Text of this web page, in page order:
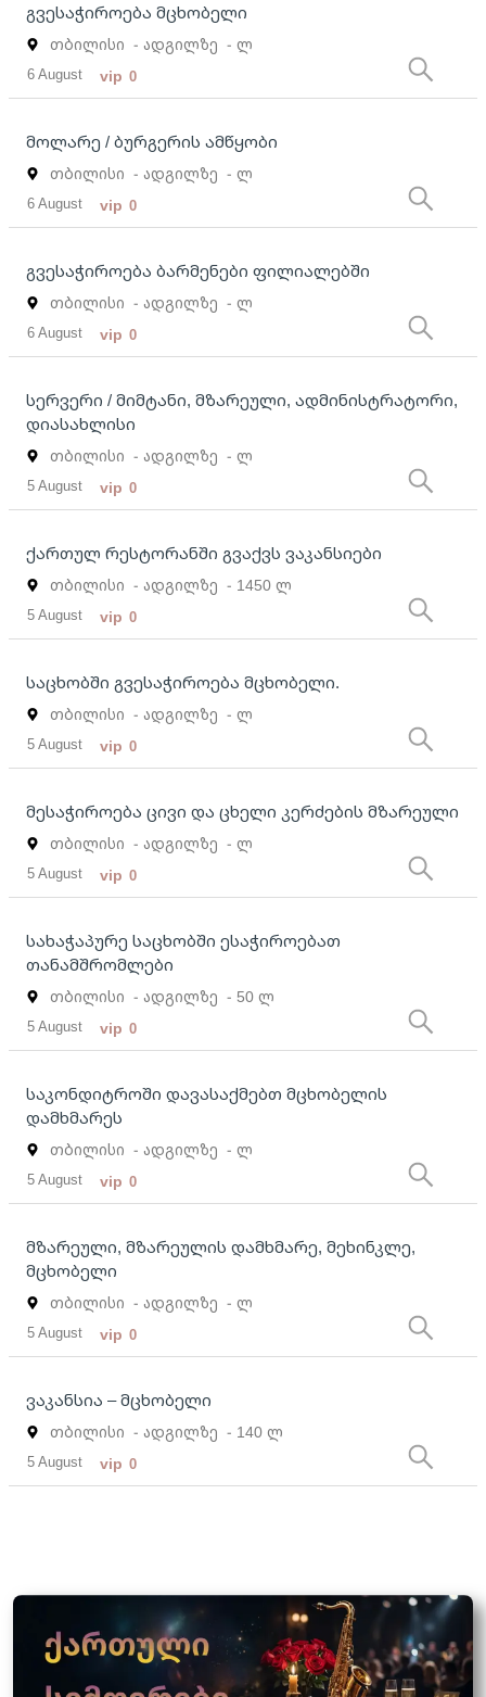
გვესაჭიროება მცხობელი
თბილისი - ადგილზე - ლ
6 August vip 0
მოლარე / ბურგერის ამწყობი
თბილისი - ადგილზე - ლ
6 August vip 0
გვესაჭიროება ბარმენები ფილიალებში
თბილისი - ადგილზე - ლ
6 August vip 0
სერვერი / მიმტანი, მზარეული, ადმინისტრატორი,
დიასახლისი
თბილისი - ადგილზე - ლ
5 August vip 0
ქართულ რესტორანში გვაქვს ვაკანსიები
თბილისი - ადგილზე - 1450 ლ
5 August vip 0
საცხობში გვესაჭიროება მცხობელი.
თბილისი - ადგილზე - ლ
5 August vip 0
მესაჭიროება ცივი და ცხელი კერძების მზარეული
თბილისი - ადგილზე - ლ
5 August vip 0
სახაჭაპურე საცხობში ესაჭიროებათ
თანამშრომლები
თბილისი - ადგილზე - 50 ლ
5 August vip 0
საკონდიტროში დავასაქმებთ მცხობელის
დამხმარეს
თბილისი - ადგილზე - ლ
5 August vip 0
მზარეული, მზარეულის დამხმარე, მეხინკლე,
მცხობელი
თბილისი - ადგილზე - ლ
5 August vip 0
ვაკანსია – მცხობელი
თბილისი - ადგილზე - 140 ლ
5 August vip 0